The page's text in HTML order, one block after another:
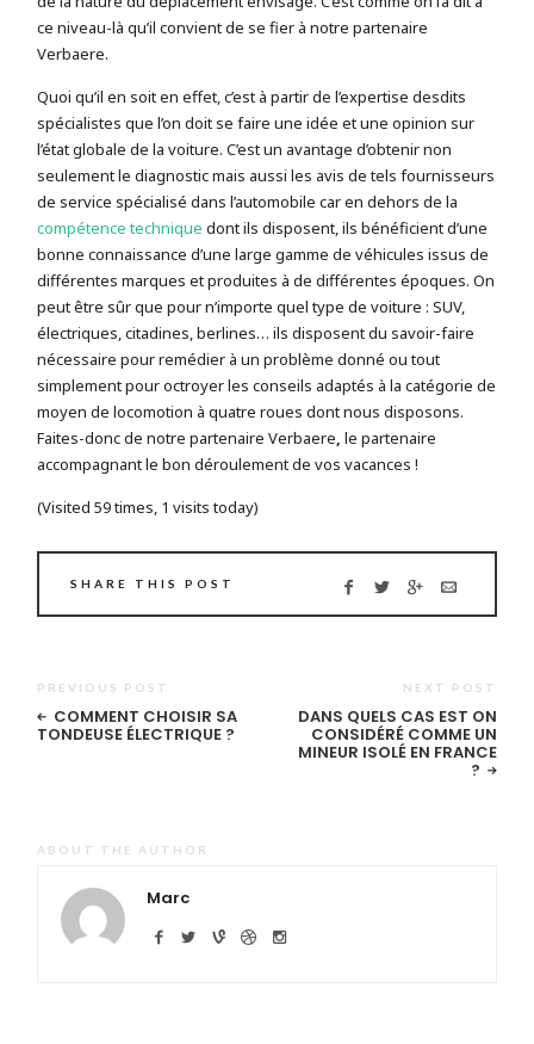
ce niveau-là qu’il convient de se fier à notre partenaire
Verbaere.
Quoi qu’il en soit en effet, c’est à partir de l’expertise desdits
spécialistes que l’on doit se faire une idée et une opinion sur
l’état globale de la voiture. C’est un avantage d’obtenir non
seulement le diagnostic mais aussi les avis de tels fournisseurs
de service spécialisé dans l’automobile car en dehors de la
compétence technique dont ils disposent, ils bénéficient d’une
bonne connaissance d’une large gamme de véhicules issus de
différentes marques et produites à de différentes époques. On
peut être sûr que pour n’importe quel type de voiture : SUV,
électriques, citadines, berlines… ils disposent du savoir-faire
nécessaire pour remédier à un problème donné ou tout
simplement pour octroyer les conseils adaptés à la catégorie de
moyen de locomotion à quatre roues dont nous disposons.
Faites-donc de notre partenaire Verbaere,le partenaire
accompagnant le bon déroulement de vos vacances !
(Visited 59 times, 1 visits today)
SHARE THIS POST
PREVIOUS POST
COMMENT CHOISIR SA
TONDEUSE ÉLECTRIQUE ?
NEXT POST
DANS QUELS CAS EST ON
CONSIDÉRÉ COMME UN
MINEUR ISOLÉ EN FRANCE
?
ABOUT THE AUTHOR
Marc